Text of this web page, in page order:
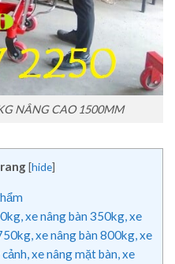
NÂNG CAO 1500MM
[hide]
xe nâng bàn 350kg, xe
xe nâng bàn 800kg, xe
xe nâng mặt bàn, xe